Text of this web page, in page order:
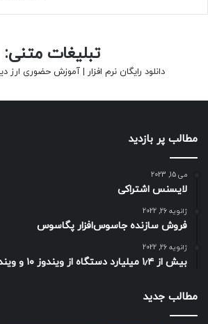
تبلیغات متنی:
دانلود رایگان نرم افزار | آموزش حضوری ارز
مطالب پر بازدید
می 15, 2023
لایسنس اشتراکی
ژانویه 26, 2022
فروش سازنده جاسوس‌افزار پگاسوس
ژانویه 26, 2022
بیش از ۱٫۴ میلیارد دستگاه از ویندوز ۱۰ و ویندوز ۱۱ استفاده می‌کنند
مطالب جدید